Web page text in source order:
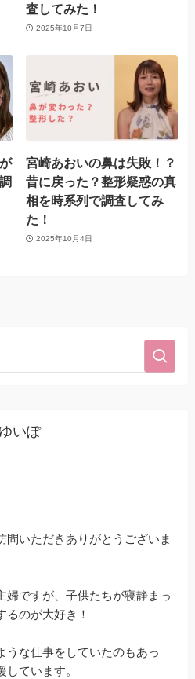
査してみた！
2025年10月7日
宮崎あおいの鼻は失敗！？
昔に戻った？整形疑惑の真
相を時系列で調査してみ
た！
2025年10月4日
ゆいぽ
問いただきありがとうございま
婦ですが、子供たちが寝静まっ
るのが大好き！
うな仕事をしていたのもあっ
ています。